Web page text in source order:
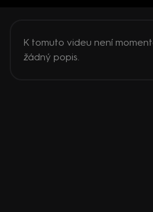
K tomuto videu není
žádný popis.